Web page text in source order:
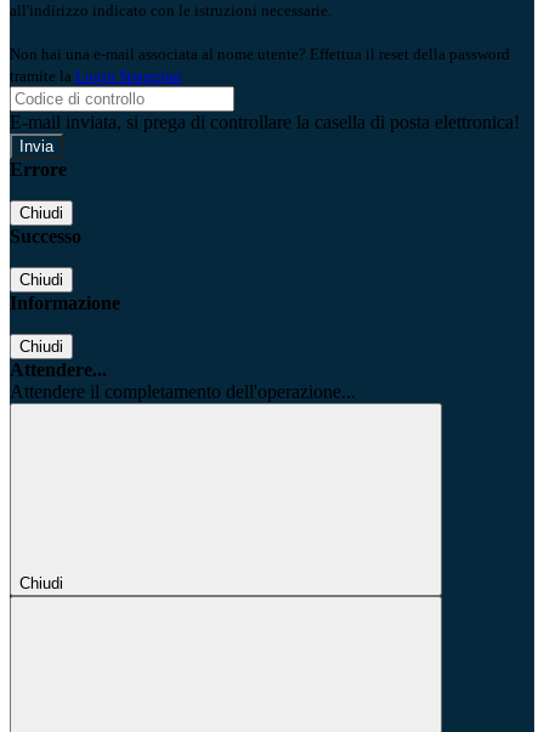
all'indirizzo indicato con le istruzioni necessarie.
Non hai una e-mail associata al nome utente? Effettua il reset della password
tramite la Login Spaggiari
E-mail inviata, si prega di controllare la casella di posta elettronica!
Errore
Chiudi
Successo
Chiudi
Informazione
Chiudi
Attendere...
Attendere il completamento dell'operazione...
Chiudi